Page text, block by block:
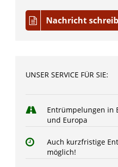
Nachricht
UNSER SERVICE FÜR SIE:
Entrümpelungen in
und Europa
Auch kurzfristige
möglich!